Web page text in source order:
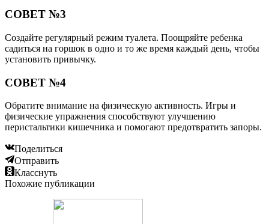
СОВЕТ №3
Создайте регулярный режим туалета. Поощряйте ребенка
садиться на горшок в одно и то же время каждый день, чтобы
установить привычку.
СОВЕТ №4
Обратите внимание на физическую активность. Игры и
физические упражнения способствуют улучшению
перистальтики кишечника и помогают предотвратить запоры.
Поделиться
Отправить
Класснуть
Похожие публикации